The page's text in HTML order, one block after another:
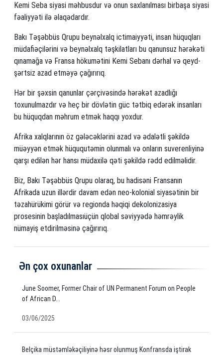
Kemi Seba siyasi məhbusdur və onun saxlanılması birbaşa siyasi
fəaliyyəti ilə əlaqədardır.
Bakı Təşəbbüs Qrupu beynəlxalq ictimaiyyəti, insan hüquqları
müdafiəçilərini və beynəlxalq təşkilatları bu qanunsuz hərəkəti
qınamağa və Fransa hökumətini Kemi Sebanı dərhal və qeyd-
şərtsiz azad etməyə çağırırıq.
Hər bir şəxsin qanunlar çərçivəsində hərəkət azadlığı
toxunulmazdır və heç bir dövlətin güc tətbiq edərək insanları
bu hüquqdan məhrum etmək haqqı yoxdur.
Afrika xalqlarının öz gələcəklərini azad və ədalətli şəkildə
müəyyən etmək hüququtəmin olunmalı və onların suverenliyinə
qarşı edilən hər hansı müdaxilə qəti şəkildə rədd edilməlidir.
Biz, Bakı Təşəbbüs Qrupu olaraq, bu hadisəni Fransanın
Afrikada uzun illərdir davam edən neo-kolonial siyasətinin bir
təzahürükimi görür və regionda həqiqi dekolonizasiya
prosesinin başladılmasıüçün qlobal səviyyədə həmrəylik
nümayiş etdirilməsinə çağırırıq.
Ən çox oxunanlar
June Soomer, Former Chair of UN Permanent Forum on People
of African D...
03/06/2025
Belçika müstəmləkəçiliyinə həsr olunmuş Konfransda iştirak